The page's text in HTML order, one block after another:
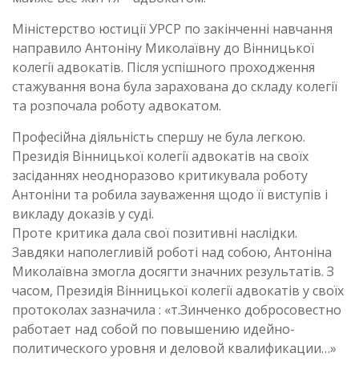
Міністерство юстиції УРСР по закінченні навчання
направило Антоніну Миколаївну до Вінницької
колегії адвокатів. Після успішного проходження
стажування вона була зарахована до складу колегії
та розпочала роботу адвокатом.
Професійна діяльність спершу не була легкою.
Президія Вінницької колегії адвокатів на своїх
засіданнях неодноразово критикувала роботу
Антоніни та робила зауваження щодо її виступів і
викладу доказів у суді.
Проте критика дала свої позитивні наслідки.
Завдяки наполегливій роботі над собою, Антоніна
Миколаївна змогла досягти значних результатів. З
часом, Президія Вінницької колегії адвокатів у своїх
протоколах зазначила : «т.Зинченко добросовестно
работает над собой по повышению идейно-
политического уровня и деловой квалификации…»